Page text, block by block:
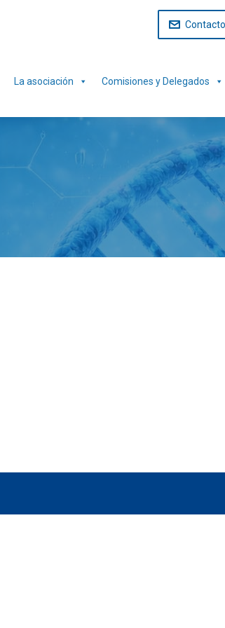
Contacto
La asociación Comisiones y Delegados